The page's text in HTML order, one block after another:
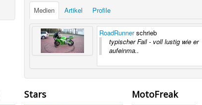
Medien Artikel Profile
RoadRunnerschrieb
typischer Fail - voll lustig wie er
aufeinma..
Stars MotoFreak